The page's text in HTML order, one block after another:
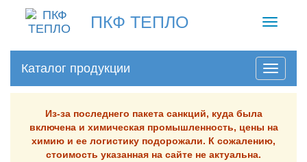
ПКФ ТЕПЛО
Toggle
Каталог продукции
Из-за последнего пакета санкций, куда была
включена и химическая промышленность, цены на
химию и ее логистику подорожали. К сожалению,
стоимость указанная на сайте не актуальна.